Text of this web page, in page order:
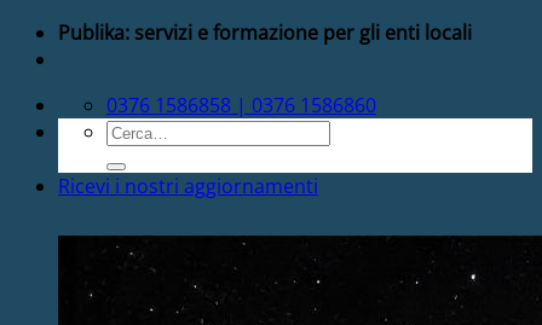
Salta Publika: servizi e formazione per gli enti locali
0376 1586858 | 0376 1586860
Cerca:
Ricevi i nostri aggiornamenti